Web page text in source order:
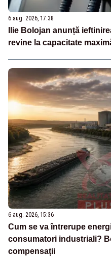
6 aug. 2026, 17:38
Ilie Bolojan anunță
revine la capacitate
6 aug. 2026, 15:36
Cum se va întrerupe
consumatori industriali?
compensații